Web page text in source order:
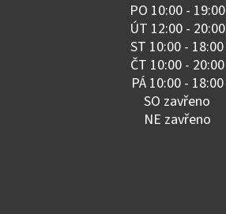
PO 10:00 - 19:00
ÚT 12:00 - 20:00
ST 10:00 - 18:00
ČT 10:00 - 20:00
PÁ 10:00 - 18:00
SO zavřeno
NE zavřeno